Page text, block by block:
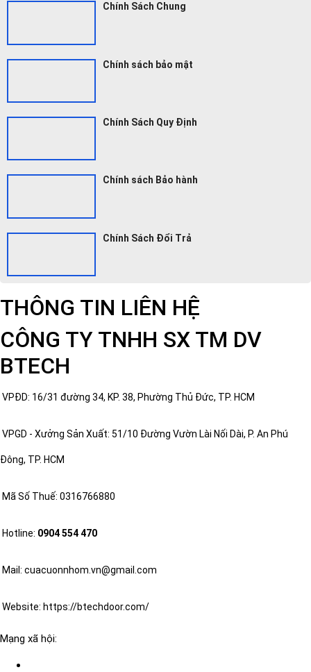
Chính Sách Chung
Chính sách bảo mật
Chính Sách Quy Định
Chính sách Bảo hành
Chính Sách Đổi Trả
THÔNG TIN LIÊN HỆ
CÔNG TY TNHH SX TM DV
BTECH
VPĐD: 16/31 đường 34, KP. 38, Phường Thủ Đức, TP. HCM
VPGD - Xưởng Sản Xuất: 51/10 Đường Vườn Lài Nối Dài, P. An Phú
Đông, TP. HCM
Mã Số Thuế: 0316766880
Hotline: 0904 554 470
Mail: cuacuonnhom.vn@gmail.com
Website: https://btechdoor.com/
Mạng xã hội: